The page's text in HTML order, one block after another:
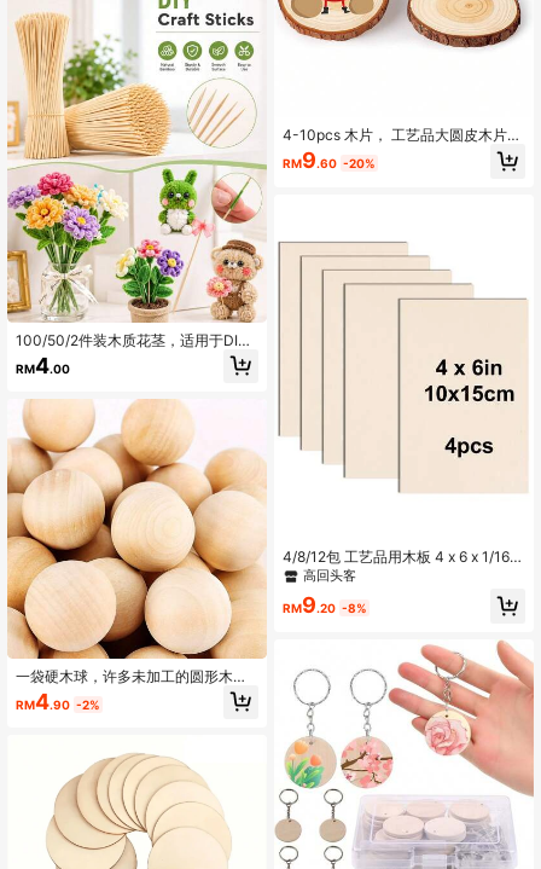
100/50/2件装木质花茎，适用于DIY
花束手工、人造花艺支撑、花束、手
工礼物、园艺装饰花束等
RM4.00
一袋硬木球，许多未加工的圆形木球
袋，采用天然木材制成，小球大小如
弹珠，可用于工艺品和DIY项目，以及
RM4.90 -2%
4-10pcs 木片， 工艺品大圆皮木片，
手绘diy手工材料，用于中心装饰品、
艺术品、手工艺品、DIY 项目、绘画
夜、派对礼品、婚礼用品、学校用
品、房间装饰、卧室装饰、户外庭院
装饰、派对游戏、花园装饰的绝佳选
RM9.60 -20%
4/8/12包 工艺品用木板 4 x 6 x 1/16英
寸（2毫米厚）胶合板 ，适用于DIY工
等。
高回头客
RM9.20 -8%